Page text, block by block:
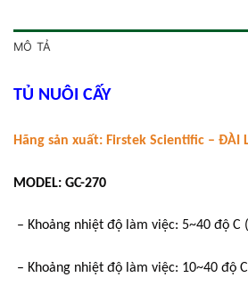
MÔ TẢ
TỦ NUÔI CẤY
Hãng sản xuất: Firstek Scientific – ĐÀI
MODEL: GC-270
– Khoảng nhiệt độ làm việc: 5~40 độ C
– Khoảng nhiệt độ làm việc: 10~40 độ